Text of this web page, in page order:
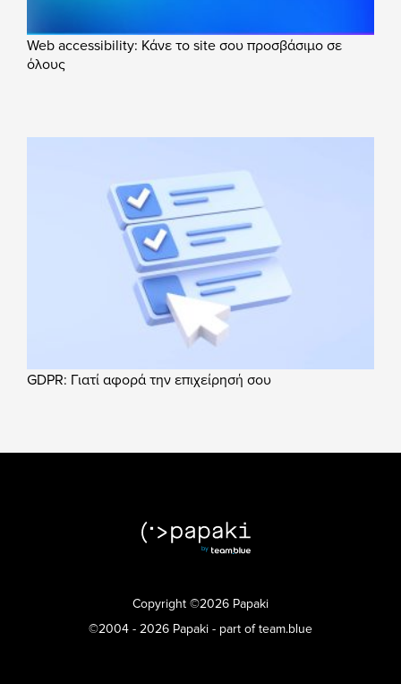
Web accessibility: Κάνε το site σου προσβάσιμο σε
όλους
GDPR: Γιατί αφορά την επιχείρησή σου
Copyright ©2026 Papaki
©2004 - 2026 Papaki - part of team.blue